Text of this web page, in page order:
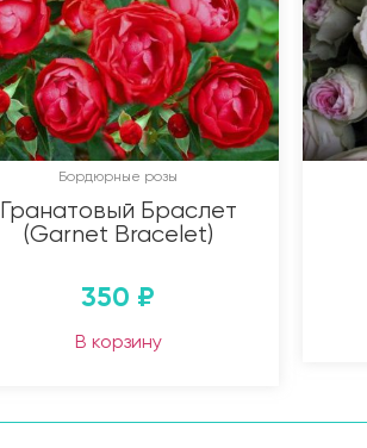
Бордюрные розы
Гранатовый Браслет
(Garnet Bracelet)
350 ₽
В корзину